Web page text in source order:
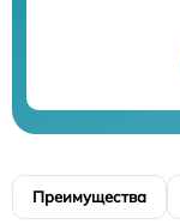
Преимущества